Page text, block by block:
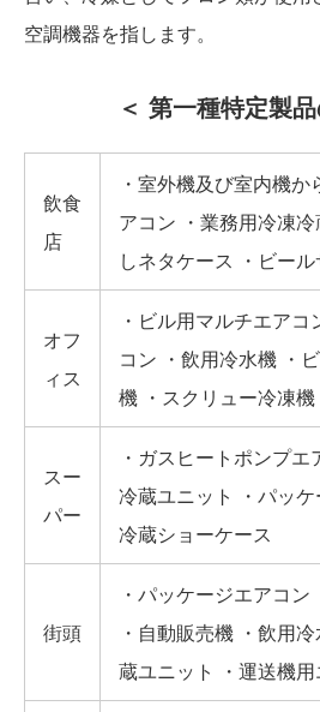
空調機器を指します。
＜ 第一種特定製
飲食
店
・室外機及び室内機
アコン ・業務用冷凍
しネタケース ・ビー
オフ
ィス
・ビル用マルチエア
コン ・飲用冷水機 ・
機 ・スクリュー冷凍機
スー
パー
・ガスヒートポンプ
冷蔵ユニット ・パッ
冷蔵ショーケース
街頭
・パッケージエアコ
・自動販売機 ・飲用
蔵ユニット ・運送機用